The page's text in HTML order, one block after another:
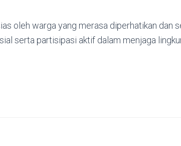
oleh warga yang merasa diperhatikan dan
serta partisipasi aktif dalam menjaga